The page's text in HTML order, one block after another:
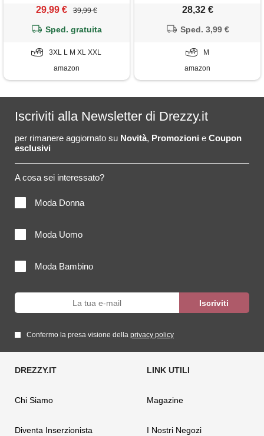
cerniera zip intera cotone (xxl
29,99 € 39,99 €
Sped. gratuita
3XL L M XL XXL
amazon
sweatshirt washed federal
28,32 €
Sped. 3,99 €
M
amazon
Iscriviti alla Newsletter di Drezzy.it
per rimanere aggiornato su Novità, Promozioni e Coupon
esclusivi
A cosa sei interessato?
Moda Donna
Moda Uomo
Moda Bambino
Confermo la presa visione della privacy policy
Chi Siamo
Diventa Inserzionista
Magazine
I Nostri Negozi